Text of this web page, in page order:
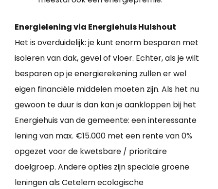
Energielening via Energiehuis Hulshout
Het is overduidelijk: je kunt enorm besparen met
isoleren van dak, gevel of vloer. Echter, als je wilt
besparen op je energierekening zullen er wel
eigen financiële middelen moeten zijn. Als het nu
gewoon te duur is dan kan je aankloppen bij het
Energiehuis van de gemeente: een interessante
lening van max. €15.000 met een rente van 0%
opgezet voor de kwetsbare / prioritaire
doelgroep. Andere opties zijn speciale groene
leningen als Cetelem ecologische